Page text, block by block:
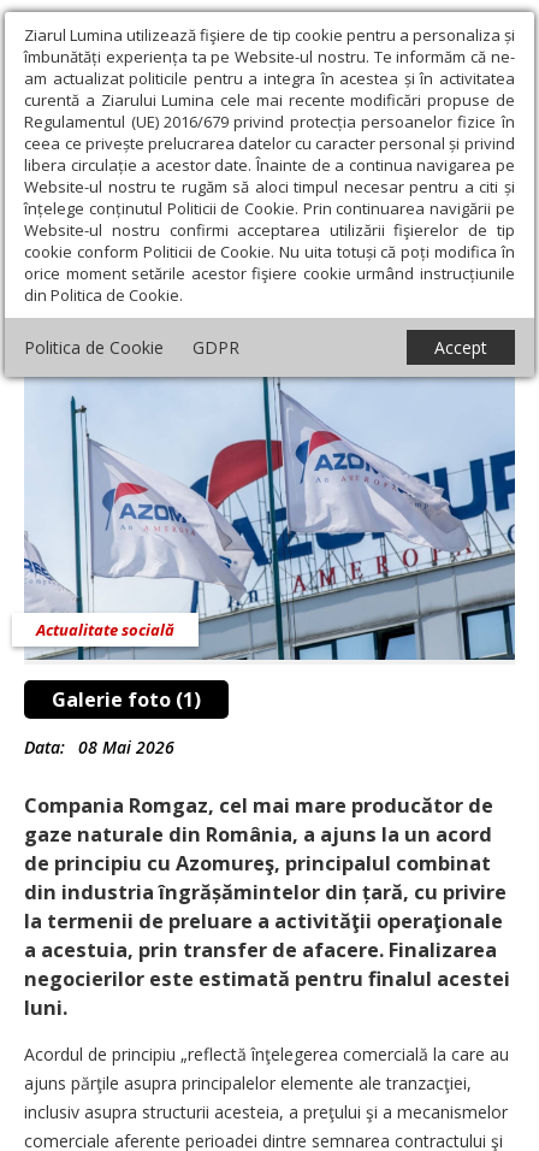
Ziarul Lumina utilizează fişiere de tip cookie pentru a personaliza și
îmbunătăți experiența ta pe Website-ul nostru. Te informăm că ne-
am actualizat politicile pentru a integra în acestea și în activitatea
curentă a Ziarului Lumina cele mai recente modificări propuse de
Regulamentul (UE) 2016/679 privind protecția persoanelor fizice în
ceea ce privește prelucrarea datelor cu caracter personal și privind
libera circulație a acestor date. Înainte de a continua navigarea pe
Website-ul nostru te rugăm să aloci timpul necesar pentru a citi și
înțelege conținutul Politicii de Cookie. Prin continuarea navigării pe
Website-ul nostru confirmi acceptarea utilizării fişierelor de tip
cookie conform Politicii de Cookie. Nu uita totuși că poți modifica în
orice moment setările acestor fişiere cookie urmând instrucțiunile
din Politica de Cookie.
Politica de Cookie GDPR Accept
Ziarul Lumina › Societate › Actualitate socială › Șanse de
repornire a industriei de îngrăşăminte
Șanse de repornire a industriei de
îngrăşăminte
Galerie foto (1)
Actualitate socială
Data: 08 Mai 2026
Compania Romgaz, cel mai mare producător de
gaze naturale din România, a ajuns la un acord
de principiu cu Azomureş, principalul combinat
din industria în­grășămintelor din țară, cu privire
la termenii de preluare a activităţii operaţionale
a acestuia, prin transfer de afacere. Finalizarea
negocierilor este estimată pentru finalul acestei
luni.
Acordul de principiu „reflectă înţelegerea comercială la care au
ajuns părţile asupra principalelor elemente ale tranzacţiei,
inclusiv asupra structurii acesteia, a preţului şi a mecanismelor
comerciale aferente perioadei dintre semnarea contractului şi